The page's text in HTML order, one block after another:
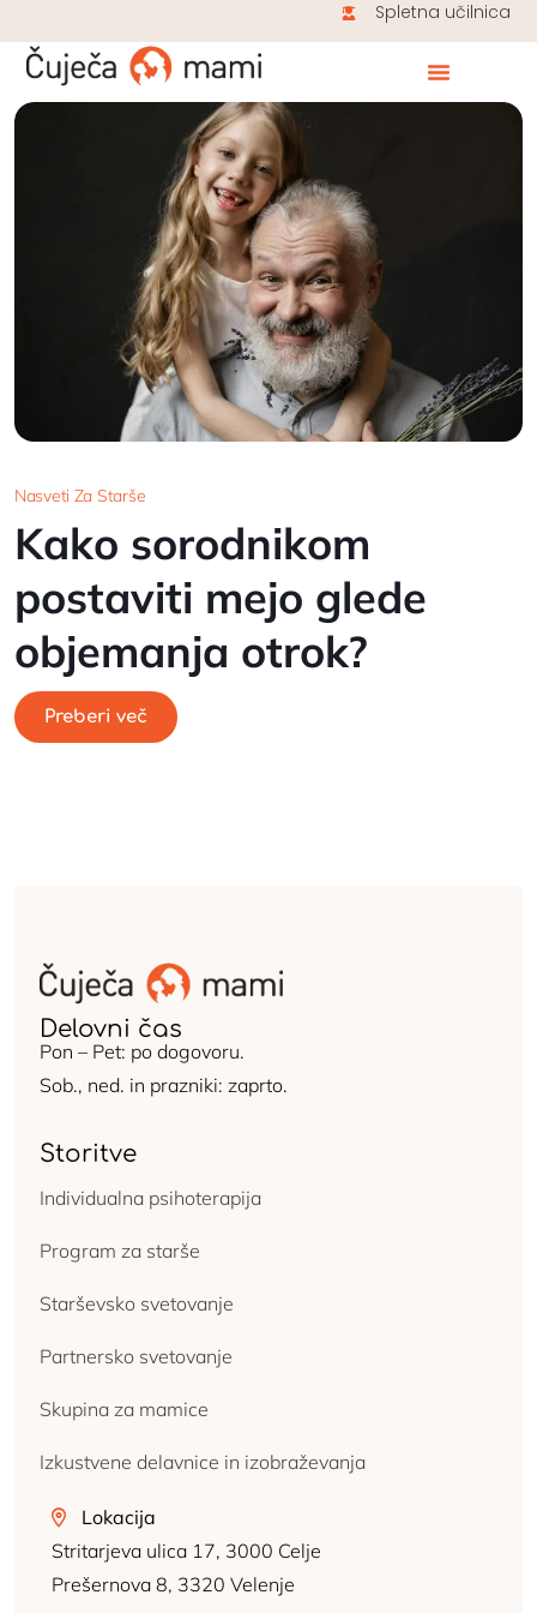
Spletna učilnica
Nasveti Za Starše
Kako sorodnikom
postaviti mejo glede
objemanja otrok?
Preberi več
Delovni čas
Pon – Pet: po dogovoru.
Sob., ned. in prazniki: zaprto.
Storitve
Individualna psihoterapija
Program za starše
Starševsko svetovanje
Partnersko svetovanje
Skupina za mamice
Izkustvene delavnice in izobraževanja
Lokacija
Stritarjeva ulica 17, 3000 Celje
Prešernova 8, 3320 Velenje